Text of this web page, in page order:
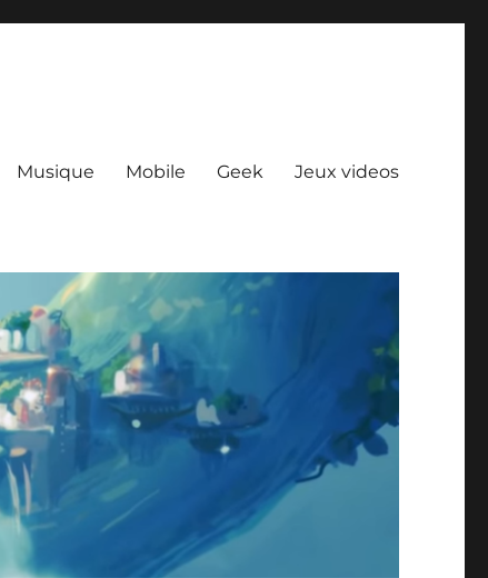
Musique Mobile Geek Jeux videos